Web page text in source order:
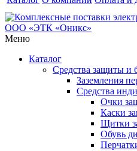
Меню
Каталог
Средства защиты и
Заземления
Средства
Очки
Каски
Щитки
Обувь